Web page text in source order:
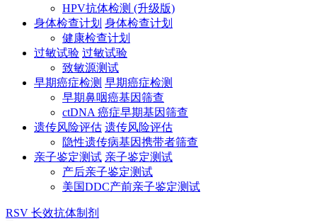
HPV抗体检测 (升级版)
身体检查计划 身体检查计划
健康检查计划
过敏试验 过敏试验
致敏源测试
早期癌症检测 早期癌症检测
早期鼻咽癌基因筛查
ctDNA 癌症早期基因筛查
遗传风险评估 遗传风险评估
隐性遗传病基因携带者筛查
亲子鉴定测试 亲子鉴定测试
产后亲子鉴定测试
美国DDC产前亲子鉴定测试
RSV 长效抗体制剂